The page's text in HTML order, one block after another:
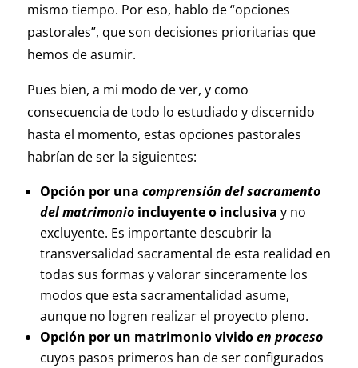
mismo tiempo. Por eso, hablo de “opciones
pastorales”, que son decisiones prioritarias que
hemos de asumir.
Pues bien, a mi modo de ver, y como
consecuencia de todo lo estudiado y discernido
hasta el momento, estas opciones pastorales
habrían de ser la siguientes:
Opción por una comprensión del sacramento
del matrimonioincluyente o inclusiva y no
excluyente. Es importante descubrir la
transversalidad sacramental de esta realidad en
todas sus formas y valorar sinceramente los
modos que esta sacramentalidad asume,
aunque no logren realizar el proyecto pleno.
Opción por un matrimonio vividoen proceso
cuyos pasos primeros han de ser configurados